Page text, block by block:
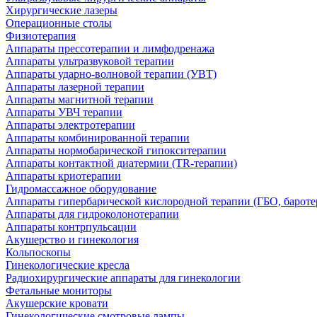
Хирургические лазеры
Операционные столы
Физиотерапия
Аппараты прессотерапии и лимфодренажа
Аппараты ультразвуковой терапии
Аппараты ударно-волновой терапии (УВТ)
Аппараты лазерной терапии
Аппараты магнитной терапии
Аппараты УВЧ терапии
Аппараты электротерапии
Аппараты комбинированной терапии
Аппараты нормобарической гипокситерапии
Аппараты контактной диатермии (TR-терапии)
Аппараты криотерапии
Гидромассажное оборудование
Аппараты гипербарической кислородной терапии (ГБО,
Аппараты для гидроколонотерапии
Аппараты контрпульсации
Акушерство и гинекология
Кольпоскопы
Гинекологические кресла
Радиохирургические аппараты для гинекологии
Фетальные мониторы
Акушерские кровати